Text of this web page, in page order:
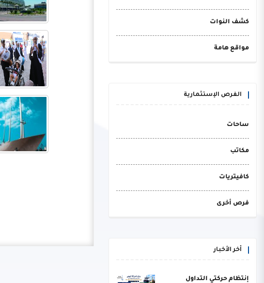
كشف النوات
مواقع هامة
الفرص الإستثمارية
ساحات
مكاتب
كافيتريات
فرص أخرى
أخر الأخبار
إنتظام حركتي التداول